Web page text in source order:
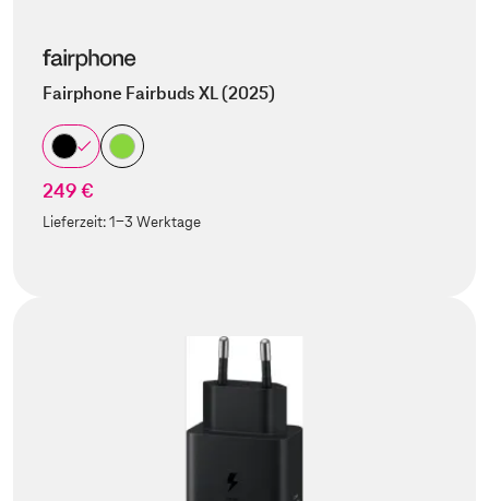
Fairphone Fairbuds XL (2025)
249 €
Lieferzeit:1-3 Werktage